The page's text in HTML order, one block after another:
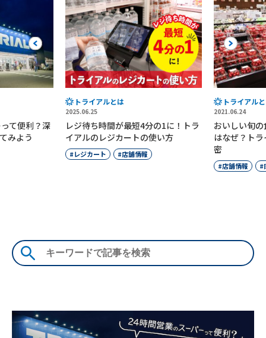
Previous
て便利？深
みよう
トライアルとは
2025.06.25
レジ待ち時間が最短4分の1に！トラ
イアルのレジカートの使い方
レジカート 店舗情報
トライアル
2021.06.24
おいしい旬
はなぜ？ト
密
店舗情報
Next